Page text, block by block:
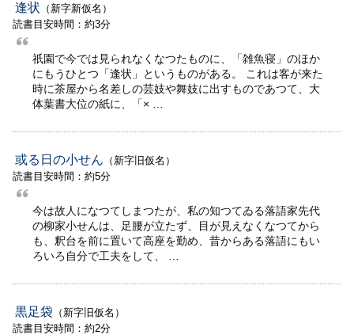
逢状 （新字新仮名）
読書目安時間：約3分
祇園で今では見られなくなつたものに、「雑魚寝」のほか
にもうひとつ「逢状」というものがある。 これは客が来た
時に茶屋から名差しの芸妓や舞妓に出すものであつて、大
体葉書大位の紙に、「× …
或る日の小せん （新字旧仮名）
読書目安時間：約5分
今は故人になつてしまつたが、私の知つてゐる落語家先代
の柳家小せんは、足腰が立たず、目が見えなくなつてから
も、釈台を前に置いて高座を勤め、昔からある落語にもい
ろいろ自分で工夫をして、 …
黒足袋 （新字旧仮名）
読書目安時間：約2分